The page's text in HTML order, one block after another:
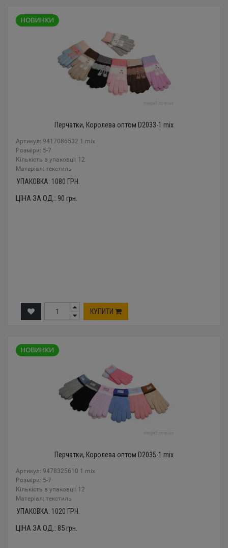
Перчатки, Королева оптом D2033-1 mix
Артикул: 9417086532 1 mix
Розміри: 5-7
Кількість в упаковці: 12
Mатеріал: текстиль
УПАКОВКА: 1080 ГРН.
ЦІНА ЗА ОД.: 90 грн.
КУПИТИ
Перчатки, Королева оптом D2035-1 mix
Артикул: 9478325610 1 mix
Розміри: 5-7
Кількість в упаковці: 12
Mатеріал: текстиль
УПАКОВКА: 1020 ГРН.
ЦІНА ЗА ОД.: 85грн.